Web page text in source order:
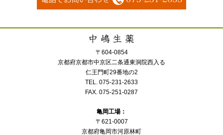
〒604-0854
京都府京都市中京区二条通東洞院西入る
仁王門町29番地の2
TEL. 075-231-2633
FAX. 075-251-0287
亀岡工場：
〒621-0007
京都府亀岡市河原林町